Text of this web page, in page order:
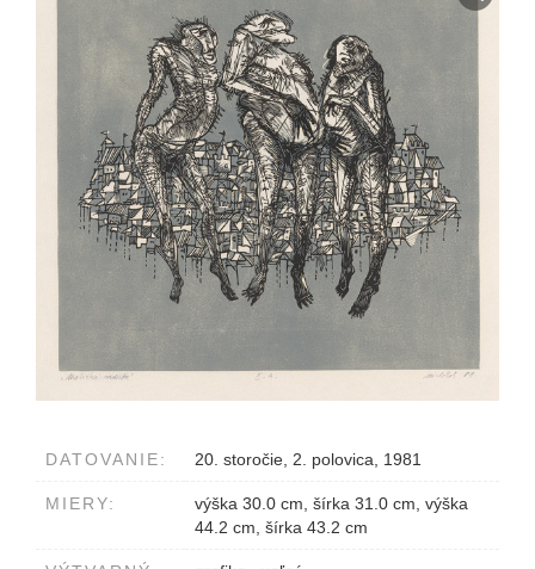
DATOVANIE: 20. storočie, 2. polovica, 1981
MIERY:
výška 30.0 cm, šírka 31.0 cm, výška
44.2 cm, šírka 43.2 cm